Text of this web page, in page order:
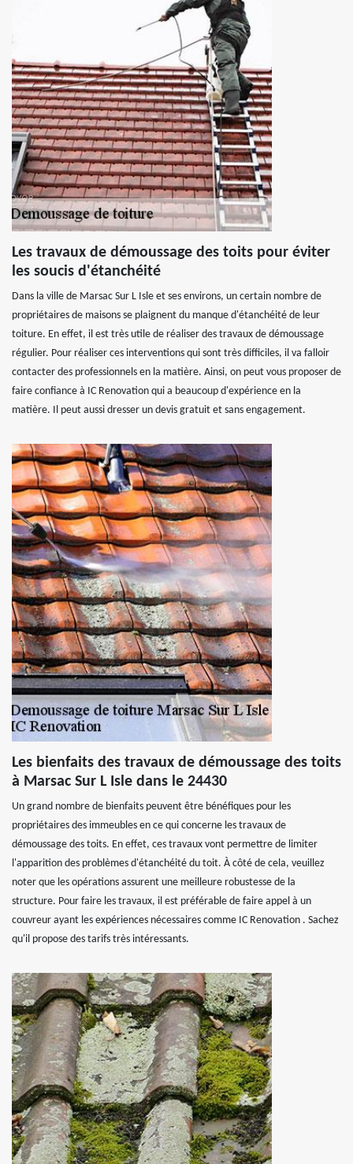
Les travaux de démoussage des toits pour éviter
les soucis d'étanchéité
Dans la ville de Marsac Sur L Isle et ses environs, un certain nombre de
propriétaires de maisons se plaignent du manque d'étanchéité de leur
toiture. En effet, il est très utile de réaliser des travaux de démoussage
régulier. Pour réaliser ces interventions qui sont très difficiles, il va falloir
contacter des professionnels en la matière. Ainsi, on peut vous proposer de
faire confiance à IC Renovation qui a beaucoup d'expérience en la
matière. Il peut aussi dresser un devis gratuit et sans engagement.
Les bienfaits des travaux de démoussage des toits
à Marsac Sur L Isle dans le 24430
Un grand nombre de bienfaits peuvent être bénéfiques pour les
propriétaires des immeubles en ce qui concerne les travaux de
démoussage des toits. En effet, ces travaux vont permettre de limiter
l'apparition des problèmes d'étanchéité du toit. À côté de cela, veuillez
noter que les opérations assurent une meilleure robustesse de la
structure. Pour faire les travaux, il est préférable de faire appel à un
couvreur ayant les expériences nécessaires comme IC Renovation . Sachez
qu'il propose des tarifs très intéressants.